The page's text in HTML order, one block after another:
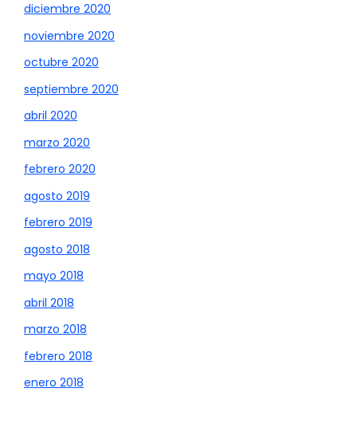
diciembre 2020
noviembre 2020
octubre 2020
septiembre 2020
abril 2020
marzo 2020
febrero 2020
agosto 2019
febrero 2019
agosto 2018
mayo 2018
abril 2018
marzo 2018
febrero 2018
enero 2018